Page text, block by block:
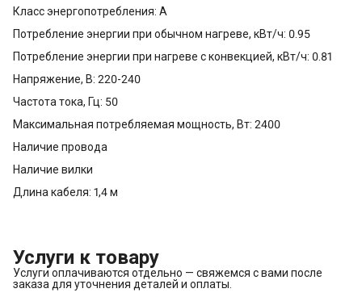
Класс энергопотребления: A
Потребление энергии при обычном нагреве, кВт/ч: 0.95
Потребление энергии при нагреве с конвекцией, кВт/ч: 0.81
Напряжение, В: 220-240
Частота тока, Гц: 50
Максимальная потребляемая мощность, Вт: 2400
Наличие провода
Наличие вилки
Длина кабеля: 1,4 м
Услуги к товару
Услуги оплачиваются отдельно — свяжемся с вами после
заказа для уточнения деталей и оплаты.